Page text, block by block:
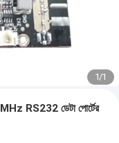
1/1
RS232 ডেটা পোর্টের